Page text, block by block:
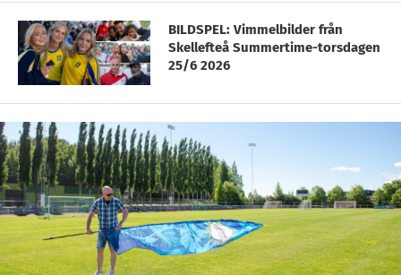
BILDSPEL: Vimmelbilder från
Skellefteå Summertime-torsdagen
25/6 2026